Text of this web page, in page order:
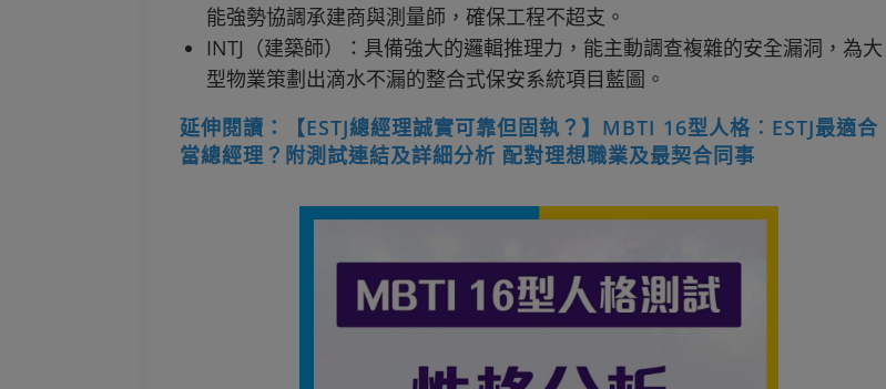
能強勢協調承建商與測量師，確保工程不超支。
INTJ（建築師）：具備強大的邏輯推理力，能主動調查複雜的安全漏洞，為大
型物業策劃出滴水不漏的整合式保安系統項目藍圖。
延伸閱讀：【ESTJ總經理誠實可靠但固執？】MBTI 16型人格︰ESTJ最適合
當總經理？附測試連結及詳細分析 配對理想職業及最契合同事